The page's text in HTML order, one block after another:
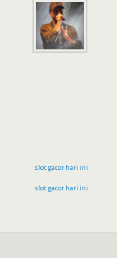
slot gacor hari ini
slot gacor hari ini